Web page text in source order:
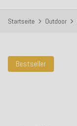
Startseite Outdoor
Bestseller